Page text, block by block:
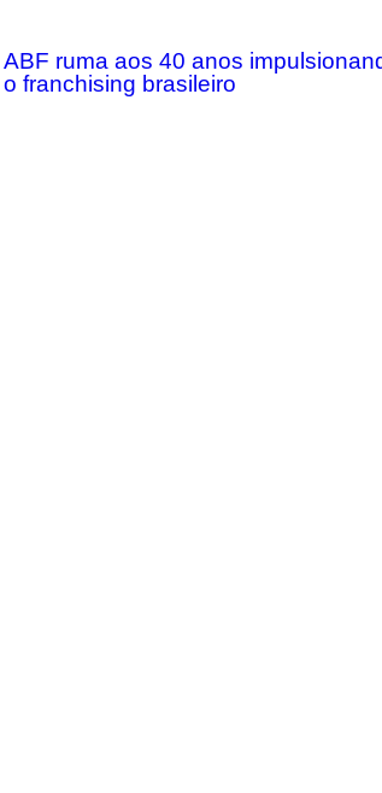
ABF ruma aos 40 anos
o franchising brasileiro